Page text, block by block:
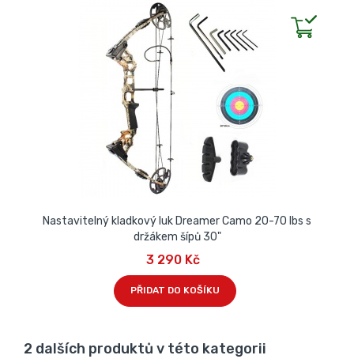
Nastavitelný kladkový luk Dreamer Camo 20-70 lbs s
držákem šípů 30"
3 290 Kč
PŘIDAT DO KOŠÍKU
2 dalších produktů v této kategorii